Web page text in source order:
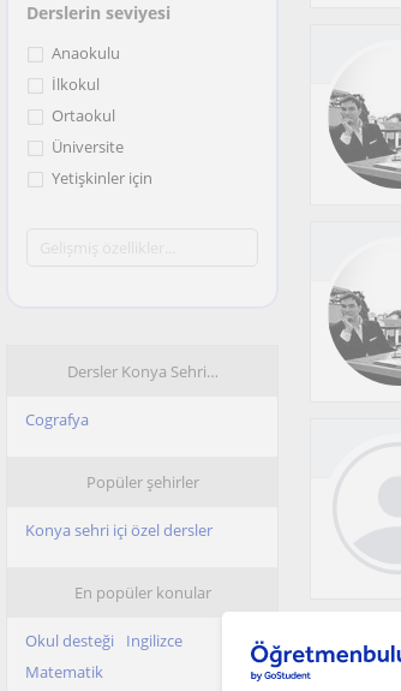
Derslerin seviyesi
Anaokulu
İlkokul
Ortaokul
Üniversite
Yetişkinler için
Dersler Konya Sehri…
Cografya
Popüler şehirler
Konya sehri içi özel dersler
En popüler konular
Okul desteği
Ingilizce
Matematik